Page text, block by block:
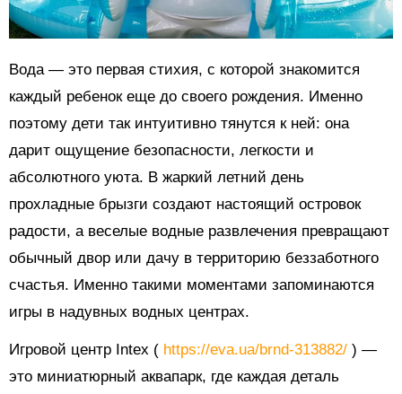
Вода — это первая стихия, с которой знакомится
каждый ребенок еще до своего рождения. Именно
поэтому дети так интуитивно тянутся к ней: она
дарит ощущение безопасности, легкости и
абсолютного уюта. В жаркий летний день
прохладные брызги создают настоящий островок
радости, а веселые водные развлечения превращают
обычный двор или дачу в территорию беззаботного
счастья. Именно такими моментами запоминаются
игры в надувных водных центрах.
Игровой центр Intex ( https://eva.ua/brnd-313882/ ) —
это миниатюрный аквапарк, где каждая деталь